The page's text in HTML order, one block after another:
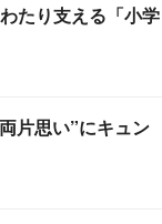
たり支える「小学
片思い”にキュン